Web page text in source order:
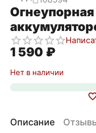
1 590 ₽
Нет в наличии
Описание